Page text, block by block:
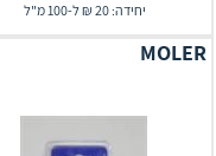
יחידה: 20 ₪ ל-100 מ"ל
MOLER